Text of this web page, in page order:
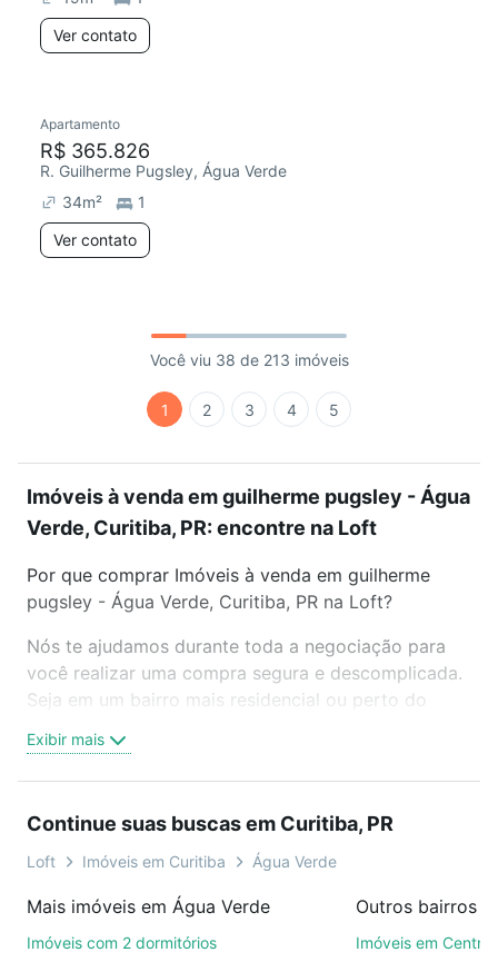
Ver contato
Apartamento
R$ 365.826
R. Guilherme Pugsley, Água Verde
34m²
1
Ver contato
Você viu 38 de 213 imóveis
1 2 3 4 5
Imóveis à venda em guilherme pugsley - Água
Verde, Curitiba, PR: encontre na Loft
Por que comprar Imóveis à venda em guilherme
pugsley - Água Verde, Curitiba, PR na Loft?
Nós te ajudamos durante toda a negociação para
você realizar uma compra segura e descomplicada.
Seja em um bairro mais residencial ou perto do
oferta ideal de Imóveis à venda em guilherme
pugsley - Água Verde, Curitiba, PR para conquistar
videochamada, é grátis, sem compromisso e você
ainda conta com mais de 46 mil corretores e
de imóveis.
Exibir mais
Continue suas buscas em Curitiba, PR
Loft Imóveis em Curitiba Água Verde
Mais imóveis em Água Verde
Imóveis com 2 dormitórios
Outros bairros
Imóveis em Centro